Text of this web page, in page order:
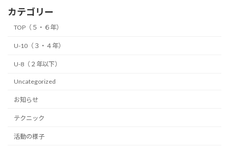
カテゴリー
TOP（５・６年）
U-10（３・４年）
U-8（２年以下）
Uncategorized
お知らせ
テクニック
活動の様子